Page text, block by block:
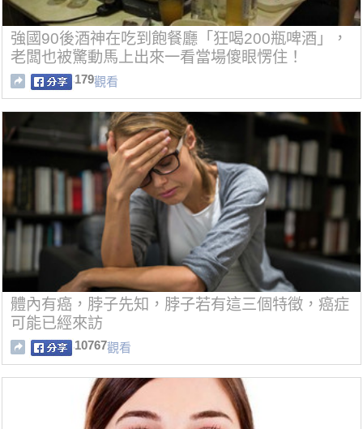
強國90後酒神在吃到飽餐廳「狂喝200瓶啤酒」，
老闆也被驚動馬上出來一看當場傻眼愣住！
179觀看
體內有癌，脖子先知，脖子若有這三個特徵，癌症
可能已經來訪
10767觀看